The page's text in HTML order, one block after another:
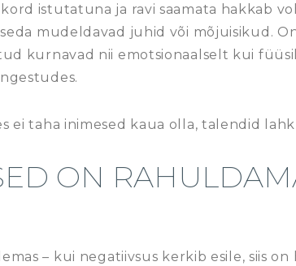
istutatuna ja ravi saamata hakkab
mudeldavad juhid või mõjuisikud.
kurnavad nii emotsionaalselt kui
ei taha inimesed kaua olla, talendid
ON
– kui negatiivsus kerkib esile, siis on